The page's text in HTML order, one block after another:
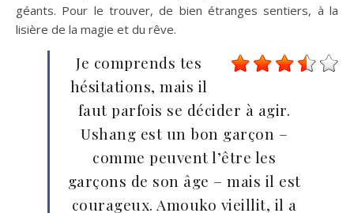
géants. Pour le trouver, de bien étranges sentiers, à la
lisière de la magie et du rêve.
Je comprends tes
hésitations, mais il
faut parfois se décider à agir.
Ushang est un bon garçon –
comme peuvent l’être les
garçons de son âge – mais il est
courageux. Amouko vieillit, il a